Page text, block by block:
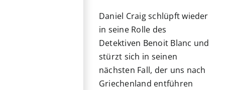
Daniel Craig schlüpft wieder
in seine Rolle des
Detektiven Benoit Blanc und
stürzt sich in seinen
nächsten Fall, der uns nach
Griechenland entführen